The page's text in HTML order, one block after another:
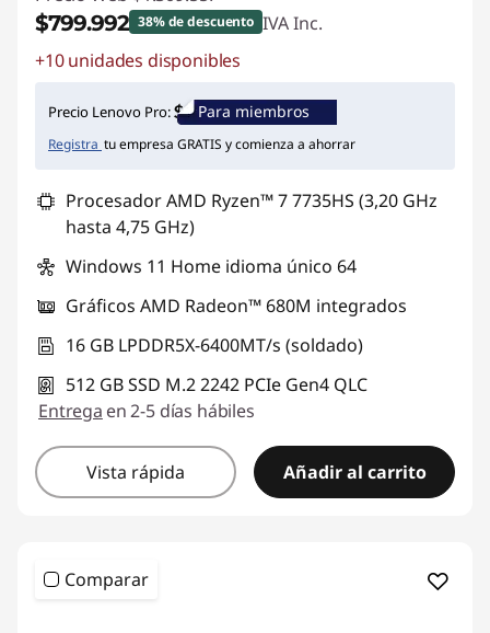
$799.992 38% de descuento IVA Inc.
Ahorros instantáneos :
+10 unidades disponibles
Precio Lenovo Pro: Para miembros
Registra tu empresa GRATIS y comienza a ahorrar
Procesador AMD Ryzen™ 7 7735HS (3,20 GHz
hasta 4,75 GHz)
Windows 11 Home idioma único 64
Gráficos AMD Radeon™ 680M integrados
16 GB LPDDR5X-6400MT/s (soldado)
512 GB SSD M.2 2242 PCIe Gen4 QLC
Entrega en 2-5 días hábiles
Vista rápida Añadir al carrito
Comparar